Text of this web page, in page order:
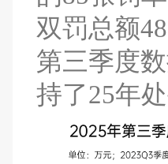
双罚总额
第三季度
持了25年